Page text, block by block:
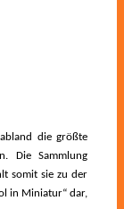
die größte
Die Sammlung
somit sie zu der
in Miniatur“ dar,